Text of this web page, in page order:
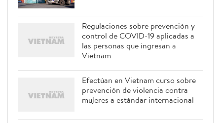
Regulaciones sobre prevención y
control de COVID-19 aplicadas a
las personas que ingresan a
Vietnam
Efectúan en Vietnam curso sobre
prevención de violencia contra
mujeres a estándar internacional